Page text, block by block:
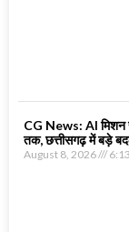
CG News: AI मिशन
तक, छत्तीसगढ़ में बड़े
August 8, 2026